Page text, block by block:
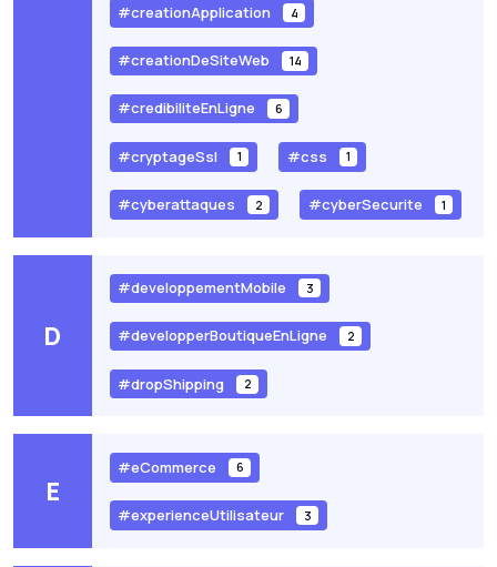
#creationApplication 4
#creationDeSiteWeb 14
#credibiliteEnLigne 6
#cryptageSsl 1 #css 1
#cyberattaques 2 #cyberSecurite 1
D
#developpementMobile 3
#developperBoutiqueEnLigne 2
#dropShipping 2
E
#eCommerce 6
#experienceUtilisateur 3